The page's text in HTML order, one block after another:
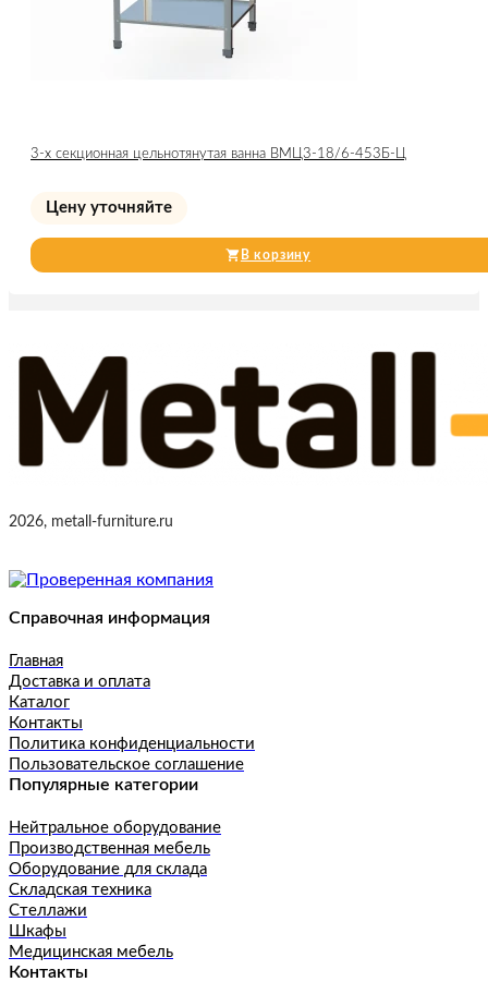
3-х секционная цельнотянутая ванна ВМЦ3-18/6-453Б-Ц
Цену уточняйте
В корзину
2026, metall-furniture.ru
Справочная информация
Главная
Доставка и оплата
Каталог
Контакты
Политика конфиденциальности
Пользовательское соглашение
Популярные категории
Нейтральное оборудование
Производственная мебель
Оборудование для склада
Складская техника
Стеллажи
Шкафы
Медицинская мебель
Контакты